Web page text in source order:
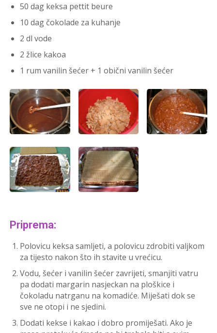
50 dag keksa pettit beure
10 dag čokolade za kuhanje
2 dl vode
2 žlice kakoa
1 rum vanilin šećer + 1 obični vanilin šećer
Priprema:
Polovicu keksa samljeti, a polovicu zdrobiti valjkom
za tijesto nakon što ih stavite u vrećicu.
Vodu, šećer i vanilin šećer zavrijeti, smanjiti vatru
pa dodati margarin nasjeckan na ploškice i
čokoladu natrganu na komadiće. Miješati dok se
sve ne otopi i ne sjedini.
Dodati kekse i kakao i dobro promiješati. Ako je